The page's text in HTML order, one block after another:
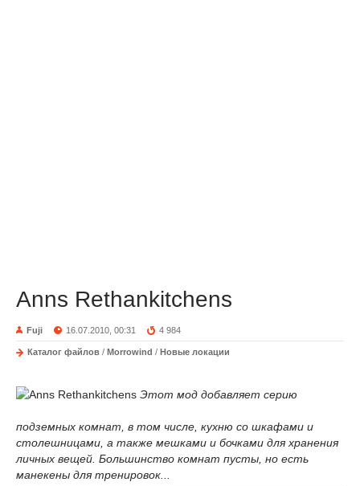
Anns Rethankitchens
Fuji 16.07.2010, 00:31 4 984
Каталог файлов / Morrowind / Новые локации
Этот мод добавляет серию
подземных комнат, в том числе, кухню со шкафами и
столешницами, а также мешками и бочками для хранения
личных вещей. Большинство комнат пусты, но есть
манекены для тренировок...